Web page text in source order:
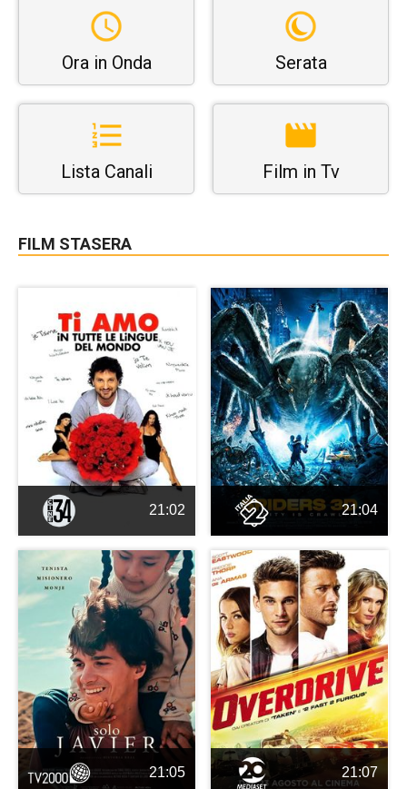
Ora in Onda Serata
Lista Canali Film in Tv
FILM STASERA
21:02 21:04
21:05 21:07